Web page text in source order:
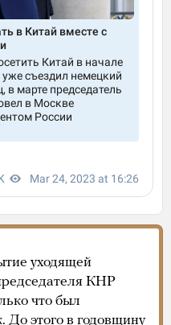
уходящей
КНР
что был
До этого в годовщину